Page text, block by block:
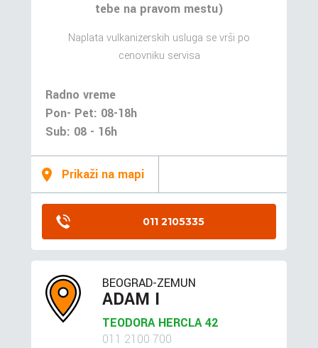
tebe na pravom mestu)
Naplata vulkanizerskih usluga se vrši po
cenovniku servisa
Radno vreme
Pon- Pet: 08-18h
Sub: 08 - 16h
Prikaži na mapi
011 2105335
BEOGRAD-ZEMUN
ADAM I
TEODORA HERCLA 42
011 2100 700